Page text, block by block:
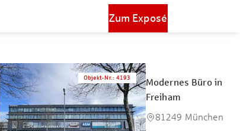
Zum Exposé
Objekt-Nr.: 4193
Modernes Büro in
Freiham
81249 München